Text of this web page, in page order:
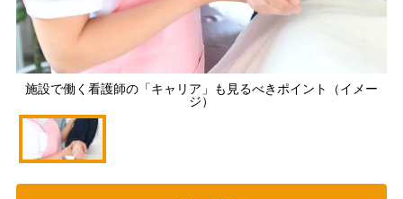
施設で働く看護師の「キャリア」も見るべきポイント（イメー
ジ）